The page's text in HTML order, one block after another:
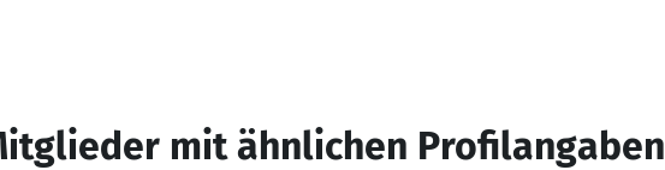
mit ähnlichen Profilangaben